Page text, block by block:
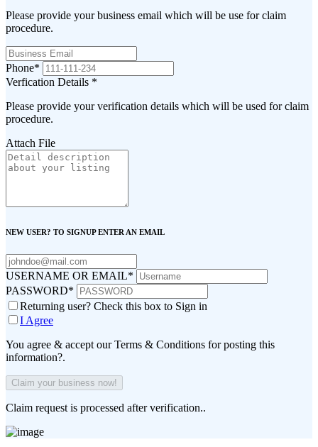
Please provide your business email which will be use for claim
procedure.
Phone*
Verfication Details *
Please provide your verification details which will be used for claim
procedure.
Attach File
NEW USER? TO SIGNUP ENTER AN EMAIL
USERNAME OR EMAIL*
PASSWORD*
Returning user? Check this box to Sign in
I Agree
You agree & accept our Terms & Conditions for posting this
information?.
Claim request is processed after verification..